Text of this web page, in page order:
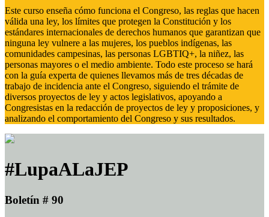
Este curso enseña cómo funciona el Congreso, las reglas que hacen
válida una ley, los límites que protegen la Constitución y los
estándares internacionales de derechos humanos que garantizan que
ninguna ley vulnere a las mujeres, los pueblos indígenas, las
comunidades campesinas, las personas LGBTIQ+, la niñez, las
personas mayores o el medio ambiente. Todo este proceso se hará
con la guía experta de quienes llevamos más de tres décadas de
trabajo de incidencia ante el Congreso, siguiendo el trámite de
diversos proyectos de ley y actos legislativos, apoyando a
Congresistas en la redacción de proyectos de ley y proposiciones, y
analizando el comportamiento del Congreso y sus resultados.
#LupaALaJEP
Boletín # 90